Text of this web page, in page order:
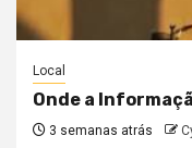
Local
Onde a
3 semanas atrás